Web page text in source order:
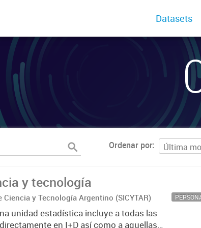
Datasets
Ordenar por
y tecnología
y Tecnología Argentino (SICYTAR)
unidad estadística incluye a todas las
en I+D así como a aquellas